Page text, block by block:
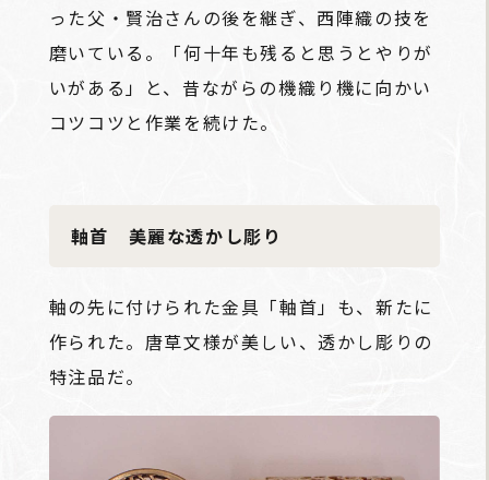
った父・賢治さんの後を継ぎ、西陣織の技を
磨いている。「何十年も残ると思うとやりが
いがある」と、昔ながらの機織り機に向かい
コツコツと作業を続けた。
軸首 美麗な透かし彫り
軸の先に付けられた金具「軸首」も、新たに
作られた。唐草文様が美しい、透かし彫りの
特注品だ。